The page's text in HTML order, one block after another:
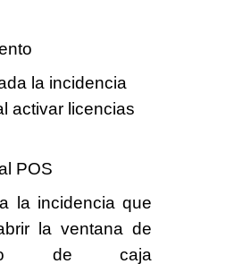
la incidencia
activar licencias
POS
la incidencia que
la ventana de
de caja